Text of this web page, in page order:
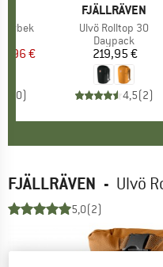
pris
€
0)
MÆRKE
FJÄLLRÄVEN
Artikel
Ulvö Rolltop 30
Produktgruppe
Daypack
Pris
219,95 €
4,5(2)
FJÄLLRÄVEN - Ulvö
5,0(2)